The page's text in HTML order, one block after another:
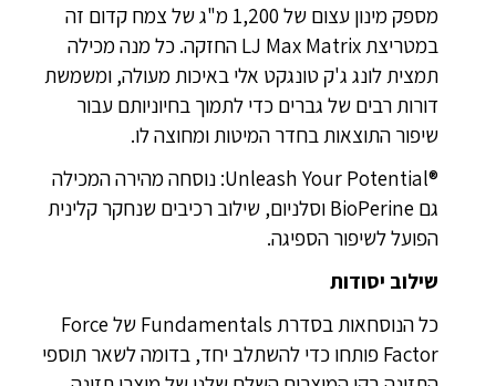
מספק מינון עצום של 1,200 מ"ג של צמח קדום זה
במטריצת LJ Max Matrix החזקה. כל מנה מכילה
תמצית לונג ג'ק טונגקט אלי באיכות מעולה, ומשמשת
דורות רבים של גברים כדי לתמוך בחיוניותם עבור
שיפור התוצאות בחדר המיטות ומחוצה לו.
®Unleash Your Potential: נוסחה מהירה המכילה
גם BioPerine וסלניום, שילוב רכיבים שנחקר קלינית
הפועל לשיפור הספיגה.
שילוב יסודות
כל הנוסחאות בסדרת Fundamentals של Force
Factor פותחו כדי להשתלב יחד, בדומה לשאר תוספי